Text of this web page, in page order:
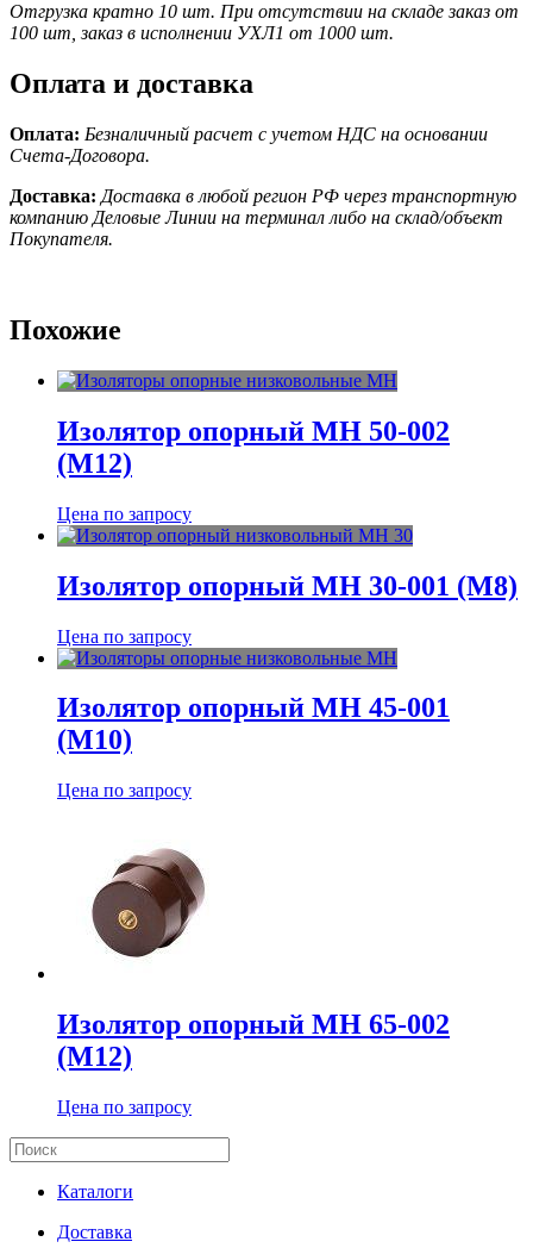
Отгрузка кратно 10 шт. При отсутствии на складе заказ от
100 шт, заказ в исполнении УХЛ1 от 1000 шт.
Оплата и доставка
Оплата: Безналичный расчет с учетом НДС на основании
Счета-Договора.
Доставка: Доставка в любой регион РФ через транспортную
компанию Деловые Линии на терминал либо на склад/объект
Покупателя.
Похожие
Изолятор опорный МН 50-002
(М12)
Цена по запросу
Изолятор опорный МН 30-001 (М8)
Цена по запросу
Изолятор опорный МН 45-001
(М10)
Цена по запросу
Изолятор опорный МН 65-002
(М12)
Цена по запросу
Каталоги
Доставка